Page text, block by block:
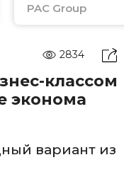
PAC Group
2834
классом
эконома
вариант из